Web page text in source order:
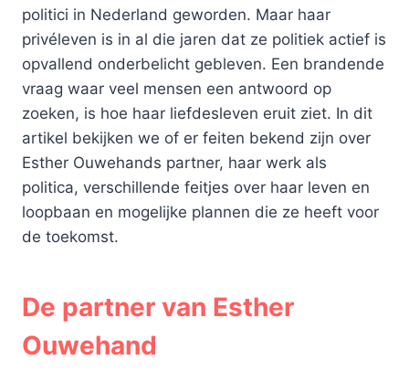
politici in Nederland geworden. Maar haar
privéleven is in al die jaren dat ze politiek actief is
opvallend onderbelicht gebleven. Een brandende
vraag waar veel mensen een antwoord op
zoeken, is hoe haar liefdesleven eruit ziet. In dit
artikel bekijken we of er feiten bekend zijn over
Esther Ouwehands partner, haar werk als
politica, verschillende feitjes over haar leven en
loopbaan en mogelijke plannen die ze heeft voor
de toekomst.
De partner van Esther
Ouwehand